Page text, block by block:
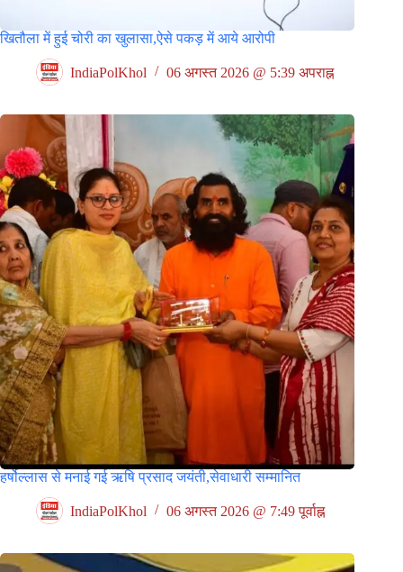
खितौला में हुई चोरी का खुलासा,ऐसे पकड़ में आये आरोपी
IndiaPolKhol 06 अगस्त 2026 @ 5:39 अपराह्न
हर्षोल्लास से मनाई गई ऋषि प्रसाद जयंती,सेवाधारी सम्मानित
IndiaPolKhol 06 अगस्त 2026 @ 7:49 पूर्वाह्न